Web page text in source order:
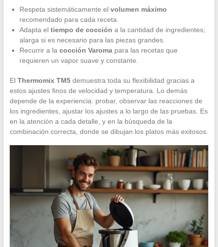
Respeta sistemáticamente el volumen máximo
recomendado para cada receta.
Adapta el tiempo de cocción a la cantidad de ingredientes;
alarga si es necesario para las piezas grandes.
Recurrir a la cocción Varomapara las recetas que
requieren un vapor suave y constante.
El Thermomix TM5demuestra toda su flexibilidad gracias a
estos ajustes finos de velocidad y temperatura. Lo demás
depende de la experiencia: probar, observar las reacciones de
los ingredientes, ajustar los ajustes a lo largo de las pruebas. Es
en la atención a cada detalle, y en la búsqueda de la
combinación correcta, donde se dibujan los platos más exitosos.